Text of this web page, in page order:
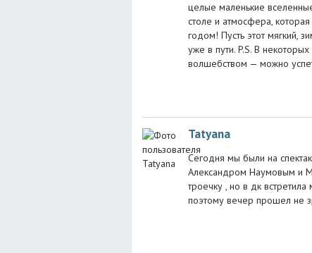
целые маленькие
столе и атмосфера,
годом! Пусть этот мягкий,
уже в пути. P.S. В
волшебством — можно
Tatyana
Сегодня мы были на
Александром Наумовым и
троечку , но в дк
поэтому вечер прошел не